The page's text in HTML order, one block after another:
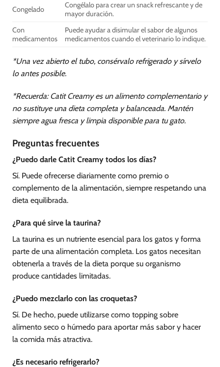
Congelado
Congélalo para crear un snack refrescante y de
mayor duración.
Con
medicamentos
Puede ayudar a disimular el sabor de algunos
medicamentos cuando el veterinario lo indique.
*Una vez abierto el tubo, consérvalo refrigerado y sírvelo
lo antes posible.
*Recuerda: Catit Creamy es un alimento complementario y
no sustituye una dieta completa y balanceada. Mantén
siempre agua fresca y limpia disponible para tu gato.
Preguntas frecuentes
¿Puedo darle Catit Creamy todos los días?
Sí. Puede ofrecerse diariamente como premio o
complemento de la alimentación, siempre respetando una
dieta equilibrada.
¿Para qué sirve la taurina?
La taurina es un nutriente esencial para los gatos y forma
parte de una alimentación completa. Los gatos necesitan
obtenerla a través de la dieta porque su organismo
produce cantidades limitadas.
¿Puedo mezclarlo con las croquetas?
Sí. De hecho, puede utilizarse como topping sobre
alimento seco o húmedo para aportar más sabor y hacer
la comida más atractiva.
¿Es necesario refrigerarlo?